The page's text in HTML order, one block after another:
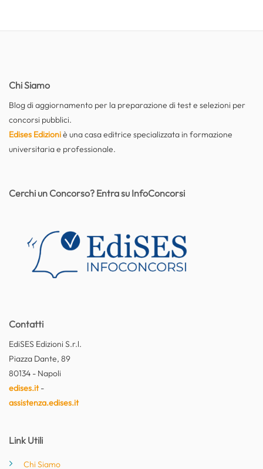
Chi Siamo
Blog di aggiornamento per la preparazione di test e selezioni per
concorsi pubblici.
Edises Edizioniè una casa editrice specializzata in formazione
universitaria e professionale.
Contatti
EdiSES Edizioni S.r.l.
Piazza Dante, 89
80134 - Napoli
edises.it-
assistenza.edises.it
Link Utili
Chi Siamo
Cerchi un Concorso? Entra su InfoConcorsi